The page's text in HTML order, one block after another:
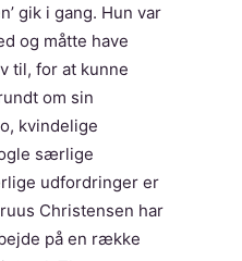
gik i gang. Hun var
og måtte have
til, for at kunne
om sin
kvindelige
særlige
udfordringer er
Christensen har
på en række